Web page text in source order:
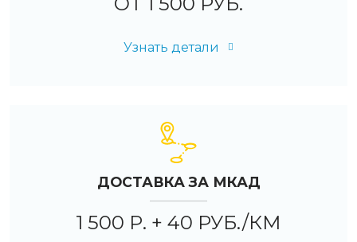
Узнать детали
ДОСТАВКА ЗА МКАД
1 500 Р. + 40 РУБ./КМ